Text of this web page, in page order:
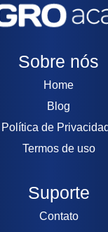
Sobre nós
Home
Blog
Política de
Termos de uso
Suporte
Contato